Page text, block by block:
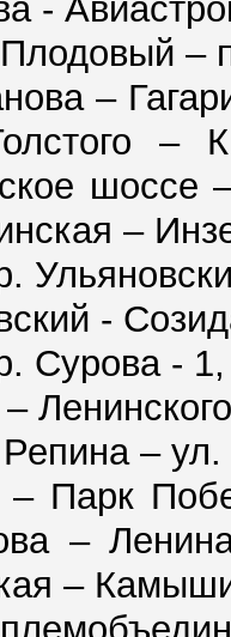
-
–
–
–
шоссе
–
-
Сурова -
–
– Парк
–
–